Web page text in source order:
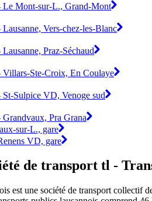
Le Mont-sur-L., Grand-Mont
Vers-chez-les-Blanc
Praz-Séchaud
Villars-Ste-Croix, En Coulaye
St-Sulpice VD, Venoge sud
Pra Grana
sur-L., gare
VD, gare
de transport tl -
est une société de transport collectif